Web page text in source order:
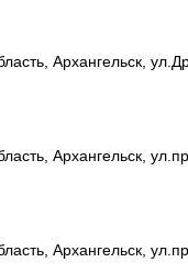
Архангельск,
Архангельск,
Архангельск,